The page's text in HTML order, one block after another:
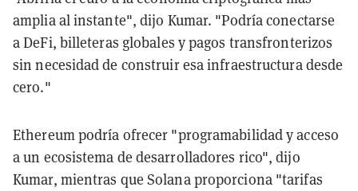
amplia al instante", dijo Kumar. "Podría conectarse
a DeFi, billeteras globales y pagos transfronterizos
sin necesidad de construir esa infraestructura desde
cero."
Ethereum podría ofrecer "programabilidad y acceso
a un ecosistema de desarrolladores rico", dijo
Kumar, mientras que Solana proporciona "tarifas